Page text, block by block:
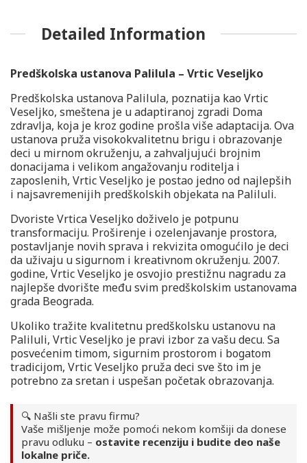
Detailed Information
Predškolska ustanova Palilula – Vrtic Veseljko
Predškolska ustanova Palilula, poznatija kao Vrtic
Veseljko, smeštena je u adaptiranoj zgradi Doma
zdravlja, koja je kroz godine prošla više adaptacija. Ova
ustanova pruža visokokvalitetnu brigu i obrazovanje
deci u mirnom okruženju, a zahvaljujući brojnim
donacijama i velikom angažovanju roditelja i
zaposlenih, Vrtic Veseljko je postao jedno od najlepših
i najsavremenijih predškolskih objekata na Paliluli.
Dvoriste Vrtica Veseljko doživelo je potpunu
transformaciju. Proširenje i ozelenjavanje prostora,
postavljanje novih sprava i rekvizita omogućilo je deci
da uživaju u sigurnom i kreativnom okruženju. 2007.
godine, Vrtic Veseljko je osvojio prestižnu nagradu za
najlepše dvorište među svim predškolskim ustanovama
grada Beograda.
Ukoliko tražite kvalitetnu predškolsku ustanovu na
Paliluli, Vrtic Veseljko je pravi izbor za vašu decu. Sa
posvećenim timom, sigurnim prostorom i bogatom
tradicijom, Vrtic Veseljko pruža deci sve što im je
potrebno za sretan i uspešan početak obrazovanja.
🔍 Našli ste pravu firmu?
Vaše mišljenje može pomoći nekom komšiji da donese
pravu odluku – ostavite recenziju i budite deo naše
lokalne priče.